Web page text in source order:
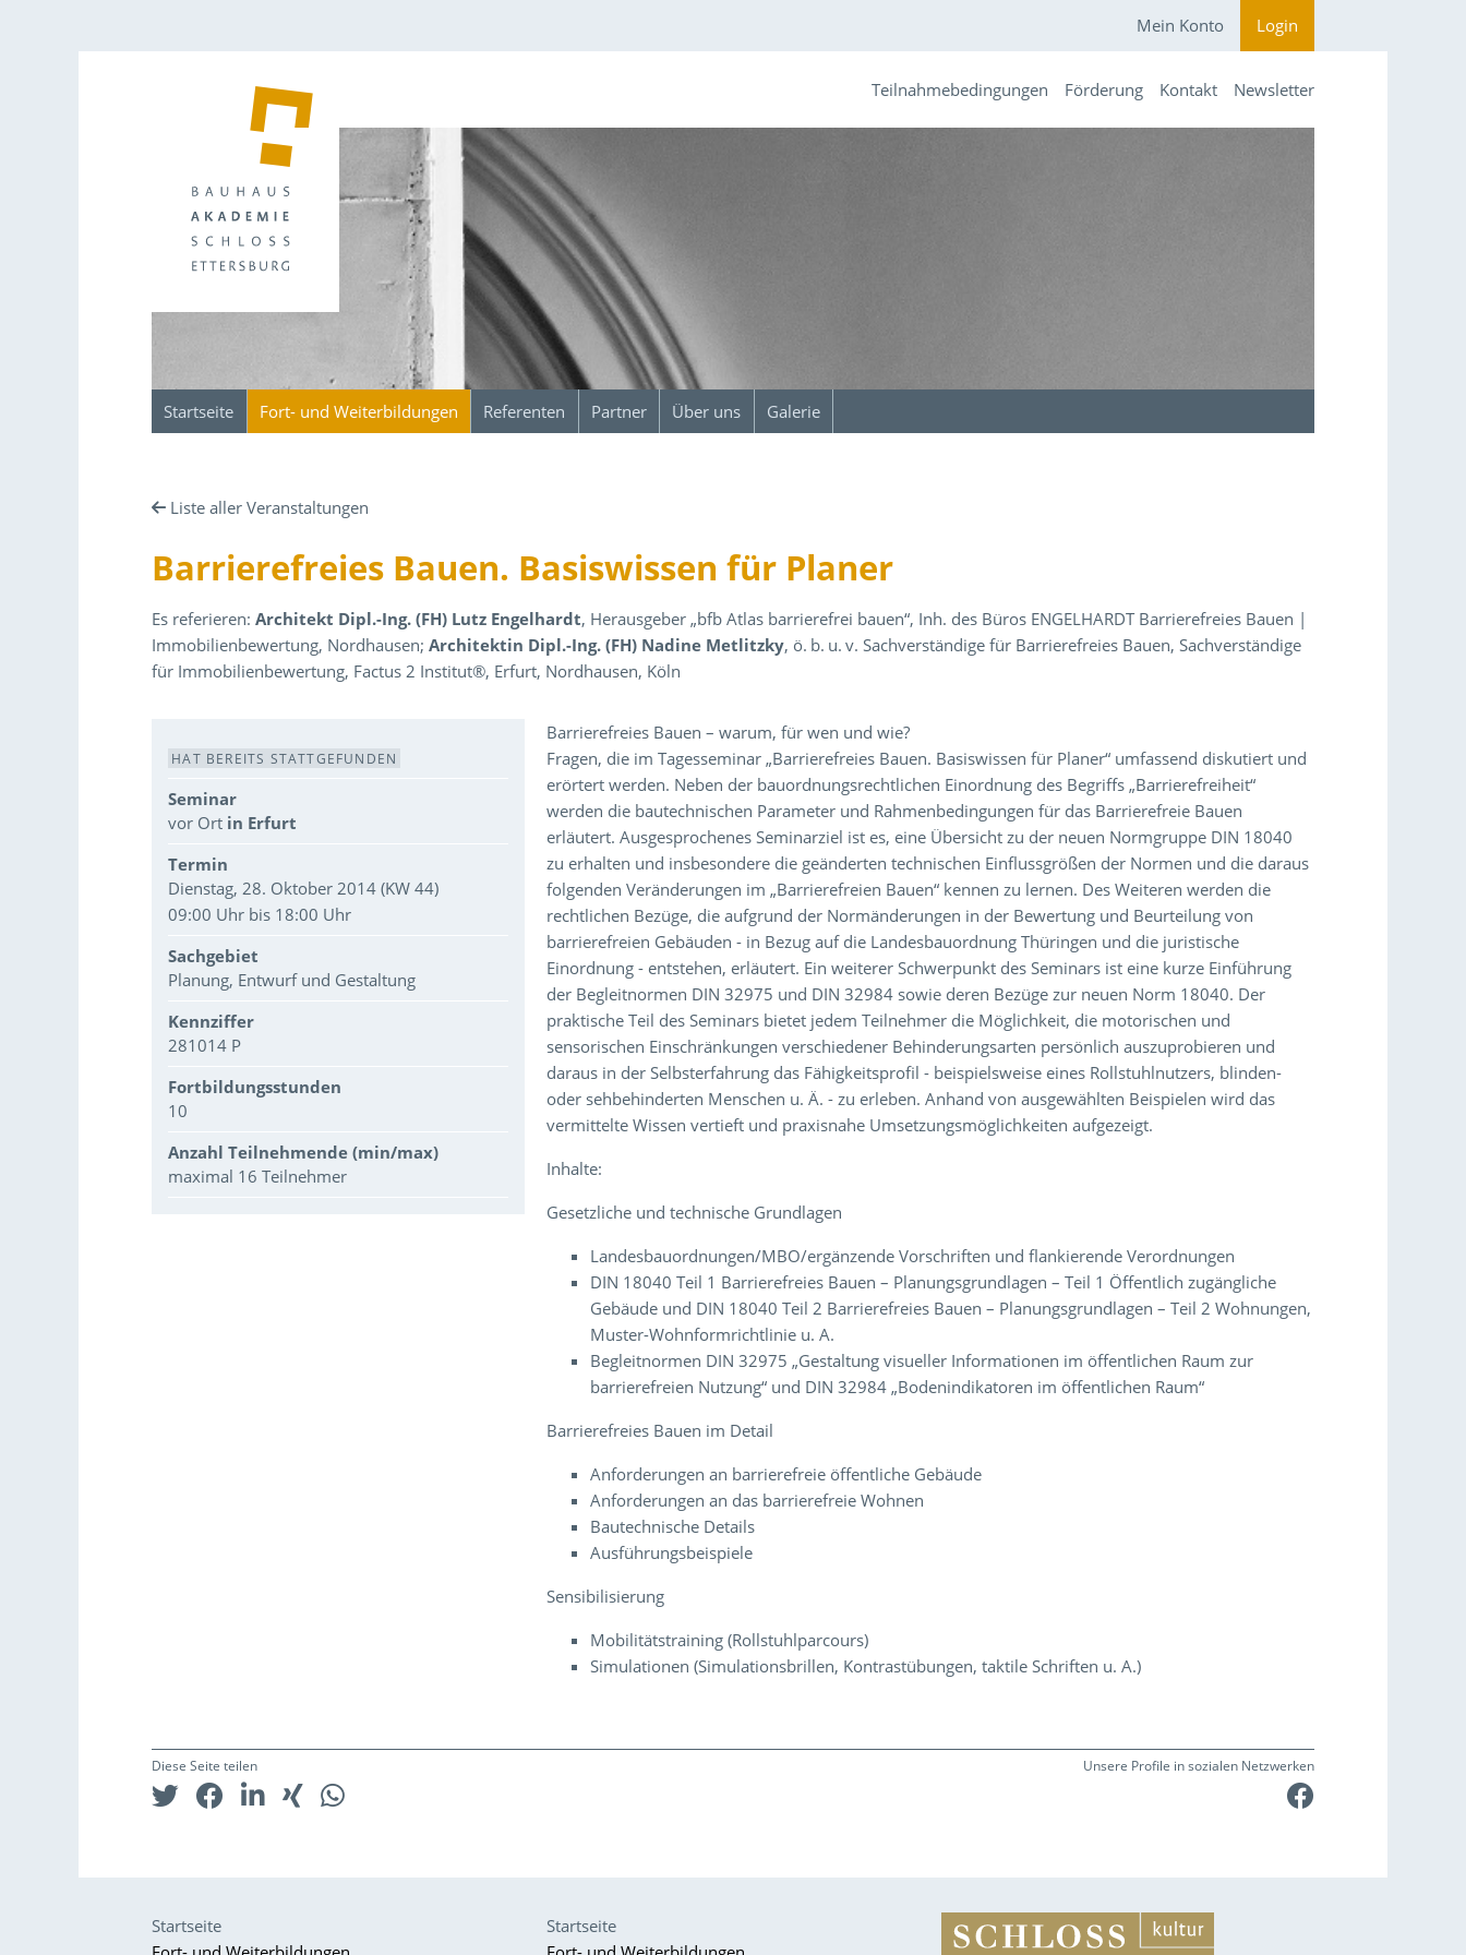
Mein Konto Login
Startseite Fort- und Weiterbildungen Referenten Partner Über uns Galerie
Teilnahmebedingungen Förderung Kontakt Newsletter
Liste aller Veranstaltungen
Barrierefreies Bauen. Basiswissen für Planer
Es referieren:Architekt Dipl.-Ing. (FH) Lutz Engelhardt, Herausgeber „bfb Atlas barrierefrei bauen“, Inh. des Büros ENGELHARDT Barrierefreies Bauen |
Immobilienbewertung, Nordhausen;Architektin Dipl.-Ing. (FH) Nadine Metlitzky, ö. b. u. v. Sachverständige für Barrierefreies Bauen, Sachverständige
für Immobilienbewertung, Factus 2 Institut®, Erfurt, Nordhausen, Köln
Veranstaltungsdaten
HAT BEREITS STATTGEFUNDEN
Seminar
vor Ort in Erfurt
Termin
Dienstag, 28. Oktober 2014 (KW 44)
09:00 Uhr bis 18:00 Uhr
Sachgebiet
Planung, Entwurf und Gestaltung
Kennziffer
281014 P
Fortbildungsstunden
10
Anzahl Teilnehmende (min/max)
maximal 16 Teilnehmer
Über den Inhalt der Veranstaltung
Barrierefreies Bauen – warum, für wen und wie?
Fragen, die im Tagesseminar „Barrierefreies Bauen. Basiswissen für Planer“ umfassend diskutiert und
erörtert werden. Neben der bauordnungsrechtlichen Einordnung des Begriffs „Barrierefreiheit“
werden die bautechnischen Parameter und Rahmenbedingungen für das Barrierefreie Bauen
erläutert. Ausgesprochenes Seminarziel ist es, eine Übersicht zu der neuen Normgruppe DIN 18040
zu erhalten und insbesondere die geänderten technischen Einflussgrößen der Normen und die daraus
folgenden Veränderungen im „Barrierefreien Bauen“ kennen zu lernen. Des Weiteren werden die
rechtlichen Bezüge, die aufgrund der Normänderungen in der Bewertung und Beurteilung von
barrierefreien Gebäuden - in Bezug auf die Landesbauordnung Thüringen und die juristische
Einordnung - entstehen, erläutert. Ein weiterer Schwerpunkt des Seminars ist eine kurze Einführung
der Begleitnormen DIN 32975 und DIN 32984 sowie deren Bezüge zur neuen Norm 18040. Der
praktische Teil des Seminars bietet jedem Teilnehmer die Möglichkeit, die motorischen und
sensorischen Einschränkungen verschiedener Behinderungsarten persönlich auszuprobieren und
daraus in der Selbsterfahrung das Fähigkeitsprofil - beispielsweise eines Rollstuhlnutzers, blinden-
oder sehbehinderten Menschen u. Ä. - zu erleben. Anhand von ausgewählten Beispielen wird das
vermittelte Wissen vertieft und praxisnahe Umsetzungsmöglichkeiten aufgezeigt.
Inhalte:
Gesetzliche und technische Grundlagen
Landesbauordnungen/MBO/ergänzende Vorschriften und flankierende Verordnungen
DIN 18040 Teil 1 Barrierefreies Bauen – Planungsgrundlagen – Teil 1 Öffentlich zugängliche
Gebäude und DIN 18040 Teil 2 Barrierefreies Bauen – Planungsgrundlagen – Teil 2 Wohnungen,
Muster-Wohnformrichtlinie u. A.
Begleitnormen DIN 32975 „Gestaltung visueller Informationen im öffentlichen Raum zur
barrierefreien Nutzung“ und DIN 32984 „Bodenindikatoren im öffentlichen Raum“
Barrierefreies Bauen im Detail
Anforderungen an barrierefreie öffentliche Gebäude
Anforderungen an das barrierefreie Wohnen
Bautechnische Details
Ausführungsbeispiele
Sensibilisierung
Mobilitätstraining (Rollstuhlparcours)
Simulationen (Simulationsbrillen, Kontrastübungen, taktile Schriften u. A.)
Diese Seite teilen Unsere Profile in sozialen Netzwerken
Startseite
Startseite